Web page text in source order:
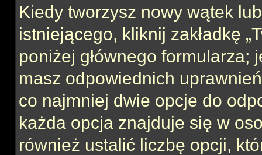
Kiedy tworzysz nowy wątek
istniejącego, kliknij zakładkę
poniżej głównego formularza;
masz odpowiednich
co najmniej dwie opcje do
każda opcja znajduje się w
również ustalić liczbę opcji,